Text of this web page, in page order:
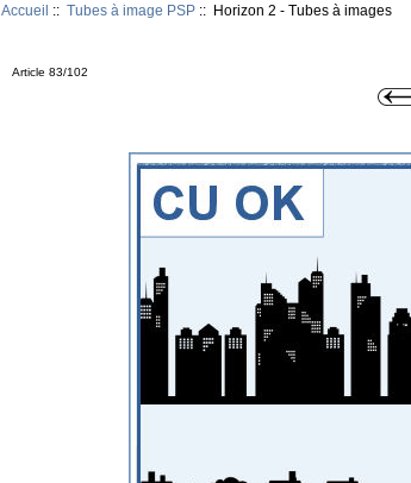
Accueil :: Tubes à image PSP :: Horizon 2 - Tubes à images
Article 83/102